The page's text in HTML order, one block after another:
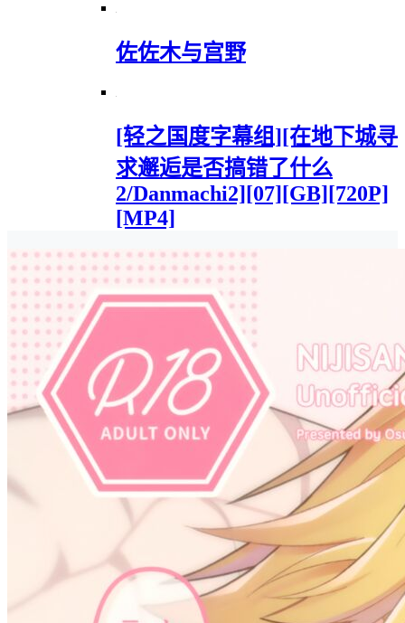
佐佐木与宫野
[轻之国度字幕组][在地下城寻
求邂逅是否搞错了什么
2/Danmachi2][07][GB][720P]
[MP4]